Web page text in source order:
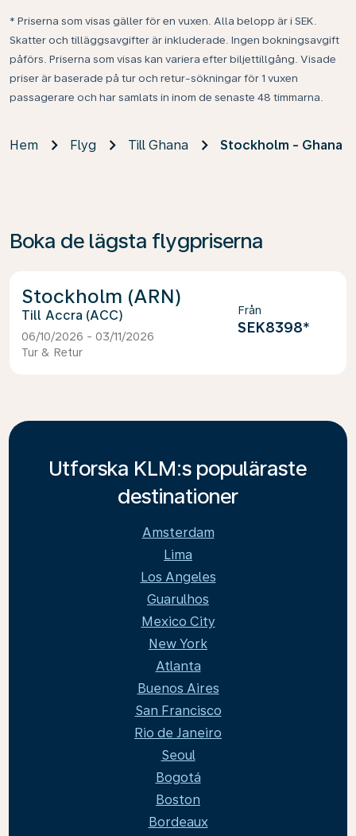
* Priserna som visas gäller för en vuxen. Alla belopp är i SEK.
Skatter och tilläggsavgifter är inkluderade. Ingen bokningsavgift
påförs. Priserna som visas kan variera efter biljettillgång. Visade
priser är baserade på tur och retur-sökningar för 1 vuxen
passagerare och har samlats in inom de senaste 48 timmarna.
Hem Flyg Till Ghana Stockholm - Ghana
Boka de lägsta flygpriserna
Stockholm (ARN)
Accra (ACC)
06/10/2026 - 03/11/2026
Tur & Retur
Från
SEK8398*
Utforska KLM:s populäraste
destinationer
Amsterdam
Lima
Los Angeles
Guarulhos
Mexico City
New York
Atlanta
Buenos Aires
San Francisco
Rio de Janeiro
Seoul
Bogotá
Boston
Bordeaux